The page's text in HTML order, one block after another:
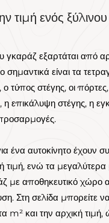
τιμή ενός ξύλινου
γκαράζ εξαρτάται από
σημαντικά είναι τα
τύπος στέγης, οι
επικάλυψη στέγης, η
ένα αυτοκίνητο έχουν
τιμή, ενώ τα μεγαλύτερα
με αποθηκευτικό χώρο
Στη σελίδα μπορείτε
m² και την αρχική τιμή,